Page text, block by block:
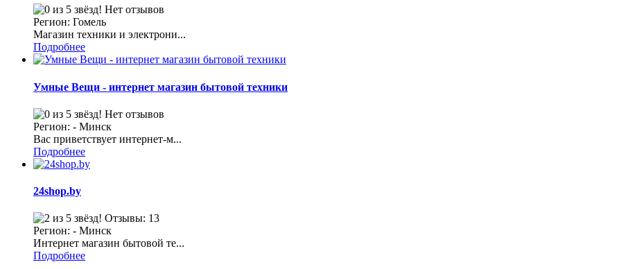
Нет отзывов
Регион: Гомель
Магазин техники и электрони...
Подробнее
Умные Вещи - интернет магазин бытовой техники
Нет отзывов
Регион: - Минск
Вас приветствует интернет-м...
Подробнее
24shop.by
Отзывы: 13
Регион: - Минск
Интернет магазин бытовой те...
Подробнее